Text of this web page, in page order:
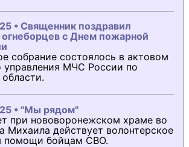
• Священник поздравил
с Днем пожарной
собрание состоялось в актовом
управления МЧС России по
• "Мы рядом"
при нововоронежском храме во
Михаила действует волонтерское
помощи бойцам СВО.